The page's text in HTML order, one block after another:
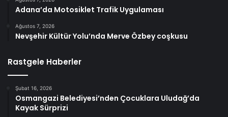
Adana’da Motosiklet Trafik Uygulaması
Ağustos 7, 2026
Nevşehir Kültür Yolu’nda Merve Özbey coşkusu
Rastgele Haberler
Şubat 16, 2026
Osmangazi Belediyesi’nden Çocuklara Uludağ’da
Kayak Sürprizi